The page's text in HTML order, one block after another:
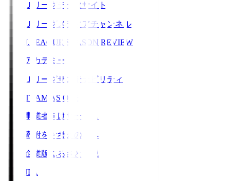
Ｊリーグデータサイト
Ｊリーグメディアチャンネル
J.LEAGUE SEASON REVIEW
アカデミー
Ｊリーグサステナビリティ
TEAM AS ONE
事業者向けサービス
寄附をお考えの方へ
企業版ふるさと納税
JFA